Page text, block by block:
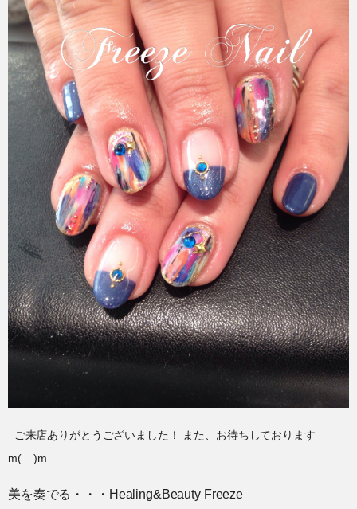
ご来店ありがとうございました！ また、お待ちしております
m(__)m
美を奏でる・・・Healing&Beauty Freeze